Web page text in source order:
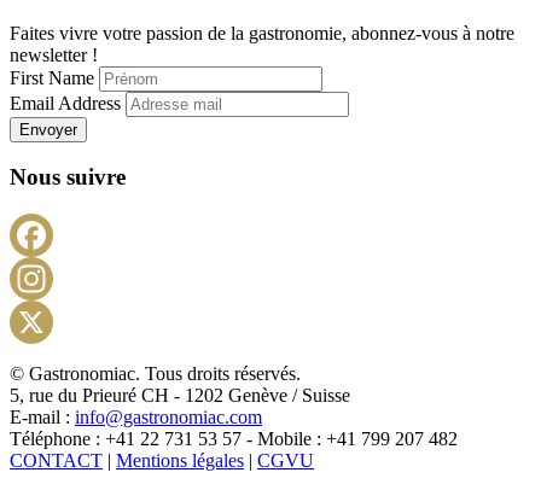
Faites vivre votre passion de la gastronomie, abonnez-vous à notre
newsletter !
First Name
Email Address
Envoyer
Nous suivre
X
© Gastronomiac. Tous droits réservés.
5, rue du Prieuré CH - 1202 Genève / Suisse
E-mail : info@gastronomiac.com
Téléphone : +41 22 731 53 57 - Mobile : +41 799 207 482
CONTACT | Mentions légales | CGVU